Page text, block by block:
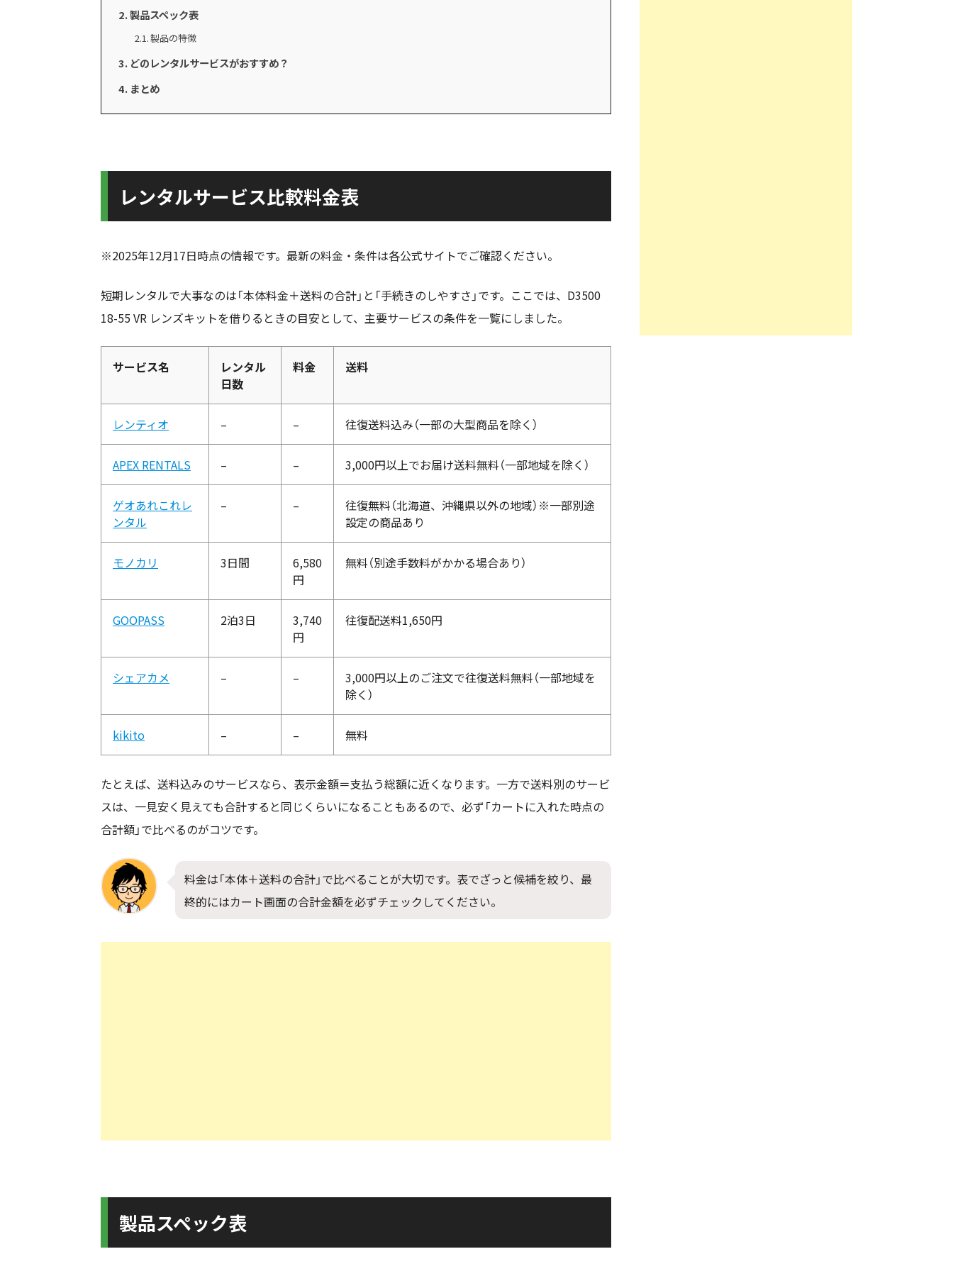
製品スペック表
製品の特徴
どのレンタルサービスがおすすめ？
まとめ
レンタルサービス比較料金表
※2025年12月17日時点の情報です。最新の料金・条件は各公式サイトでご確認ください。
短期レンタルで大事なのは「本体料金＋送料の合計」と「手続きのしやすさ」です。ここでは、D3500
18-55 VR レンズキットを借りるときの目安として、主要サービスの条件を一覧にしました。
サービス名
レンタル
日数
料金 送料
レンティオ – – 往復送料込み（一部の大型商品を除く）
APEX RENTALS – – 3,000円以上でお届け送料無料（一部地域を除く）
ゲオあれこれレ
ンタル
– –
往復無料（北海道、沖縄県以外の地域）※一部別途
設定の商品あり
モノカリ 3日間
6,580
円
無料（別途手数料がかかる場合あり）
GOOPASS 2泊3日
3,740
円
往復配送料1,650円
シェアカメ – –
3,000円以上のご注文で往復送料無料（一部地域を
除く）
kikito – – 無料
たとえば、送料込みのサービスなら、表示金額＝支払う総額に近くなります。一方で送料別のサービ
スは、一見安く見えても合計すると同じくらいになることもあるので、必ず「カートに入れた時点の
合計額」で比べるのがコツです。
料金は「本体＋送料の合計」で比べることが大切です。表でざっと候補を絞り、最
終的にはカート画面の合計金額を必ずチェックしてください。
製品スペック表